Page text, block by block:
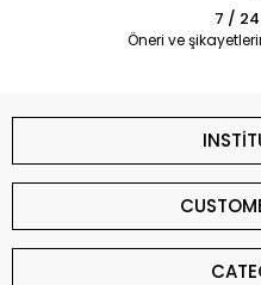
7 / 24
Öneri ve